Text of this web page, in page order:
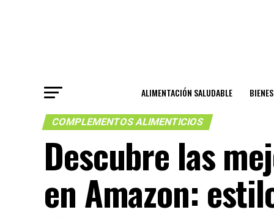
ALIMENTACIÓN SALUDABLE
COMPLEMENTOS ALIMENTICIOS
Descubre las
en Amazon: